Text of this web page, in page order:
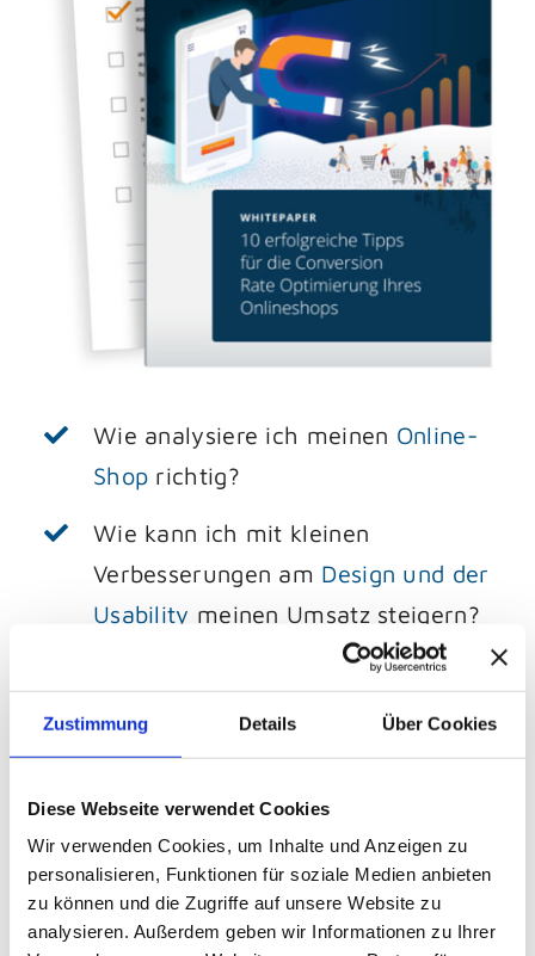
Zustimmung Details Über Cookies
Diese Webseite verwendet Cookies
Wir verwenden Cookies, um Inhalte und Anzeigen zu
personalisieren, Funktionen für soziale Medien anbieten
zu können und die Zugriffe auf unsere Website zu
analysieren. Außerdem geben wir Informationen zu Ihrer
Wie analysiere ich meinen Online-
Shop richtig?
Wie kann ich mit kleinen
Verbesserungen am Design und der
Usability meinen Umsatz steigern?
Bestellprozess mit überschaubarem
Aufwand?
Wie setze ich Remarketing-
Maßnahmen und Kaufanreize
richtig ein, um Warenkorbabbrecher
zurückzuholen?